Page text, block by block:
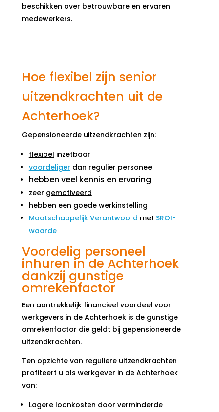
beschikken over betrouwbare en ervaren
medewerkers.
Hoe flexibel zijn senior
uitzendkrachten uit de
Achterhoek?
Gepensioneerde uitzendkrachten zijn:
flexibel inzetbaar
voordeliger dan regulier personeel
hebben veel kennis en ervaring
zeer gemotiveerd
hebben een goede werkinstelling
Maatschappelijk Verantwoord met SROI-
waarde
Voordelig personeel
inhuren in de Achterhoek
dankzij gunstige
omrekenfactor
Een aantrekkelijk financieel voordeel voor
werkgevers in de Achterhoek is de gunstige
omrekenfactor die geldt bij gepensioneerde
uitzendkrachten.
Ten opzichte van reguliere uitzendkrachten
profiteert u als werkgever in de Achterhoek
van:
Lagere loonkosten door verminderde